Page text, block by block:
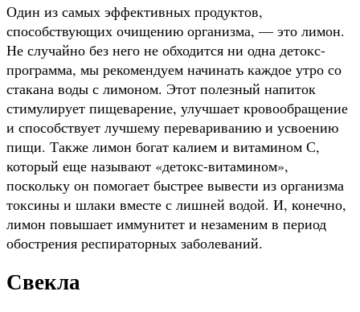
Один из самых эффективных продуктов,
способствующих очищению организма, — это лимон.
Не случайно без него не обходится ни одна детокс-
программа, мы рекомендуем начинать каждое утро со
стакана воды с лимоном. Этот полезный напиток
стимулирует пищеварение, улучшает кровообращение
и способствует лучшему перевариванию и усвоению
пищи. Также лимон богат калием и витамином С,
который еще называют «детокс-витамином»,
поскольку он помогает быстрее вывести из организма
токсины и шлаки вместе с лишней водой. И, конечно,
лимон повышает иммунитет и незаменим в период
обострения респираторных заболеваний.
Свекла